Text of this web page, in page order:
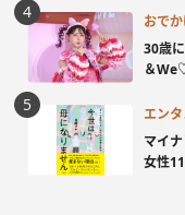
おで
30歳
＆
エンタ
マイ
女性